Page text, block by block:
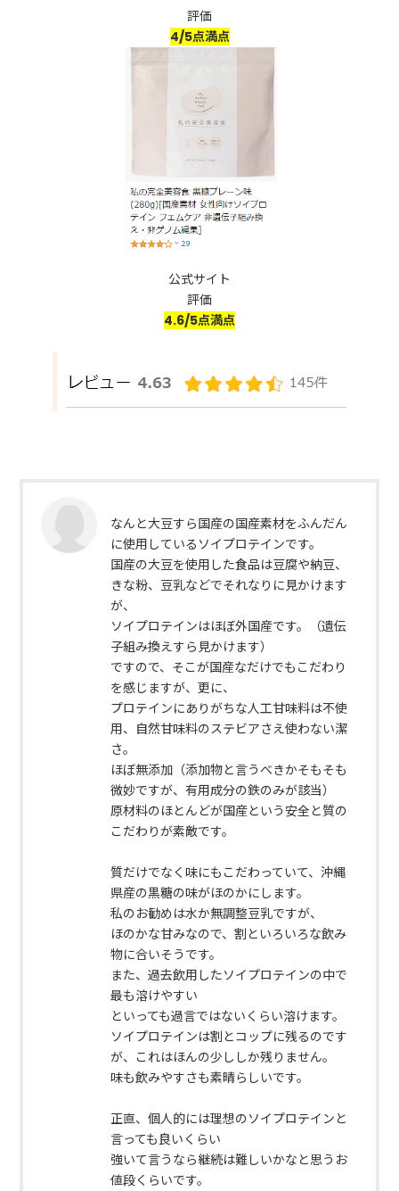
評価
4/5点満点
公式サイト
評価
4.6/5点満点
なんと大豆すら国産の国産素材をふんだん
に使用しているソイプロテインです。
国産の大豆を使用した食品は豆腐や納豆、
きな粉、豆乳などでそれなりに見かけます
が、
ソイプロテインはほぼ外国産です。（遺伝
子組み換えすら見かけます）
ですので、そこが国産なだけでもこだわり
を感じますが、更に、
プロテインにありがちな人工甘味料は不使
用、自然甘味料のステビアさえ使わない潔
さ。
ほぼ無添加（添加物と言うべきかそもそも
微妙ですが、有用成分の鉄のみが該当）
原材料のほとんどが国産という安全と質の
こだわりが素敵です。
質だけでなく味にもこだわっていて、沖縄
県産の黒糖の味がほのかにします。
私のお勧めは水か無調整豆乳ですが、
ほのかな甘みなので、割といろいろな飲み
物に合いそうです。
また、過去飲用したソイプロテインの中で
最も溶けやすい
といっても過言ではないくらい溶けます。
ソイプロテインは割とコップに残るのです
が、これはほんの少ししか残りません。
味も飲みやすさも素晴らしいです。
正直、個人的には理想のソイプロテインと
言っても良いくらい
強いて言うなら継続は難しいかなと思うお
値段くらいです。